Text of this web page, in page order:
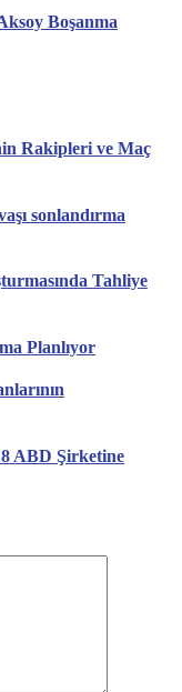
Boşanma
Rakipleri ve Maç
sonlandırma
Tahliye
Planlıyor
ABD Şirketine